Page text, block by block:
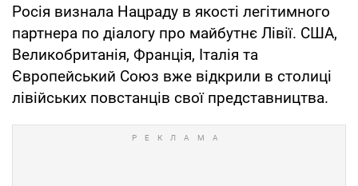
Росія визнала Нацраду в якості легітимного
партнера по діалогу про майбутнє Лівії. США,
Великобританія, Франція, Італія та
Європейський Союз вже відкрили в столиці
лівійських повстанців свої представництва.